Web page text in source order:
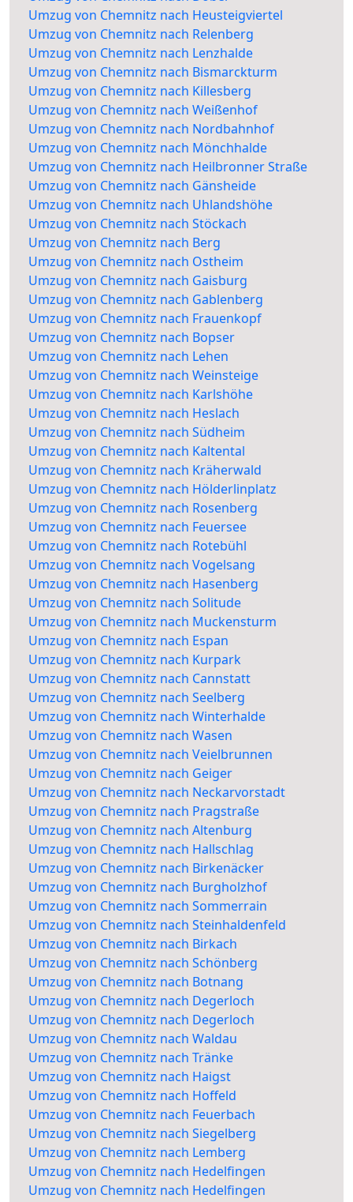
Umzug von Chemnitz nach Heusteigviertel
Umzug von Chemnitz nach Relenberg
Umzug von Chemnitz nach Lenzhalde
Umzug von Chemnitz nach Bismarckturm
Umzug von Chemnitz nach Killesberg
Umzug von Chemnitz nach Weißenhof
Umzug von Chemnitz nach Nordbahnhof
Umzug von Chemnitz nach Mönchhalde
Umzug von Chemnitz nach Heilbronner Straße
Umzug von Chemnitz nach Gänsheide
Umzug von Chemnitz nach Uhlandshöhe
Umzug von Chemnitz nach Stöckach
Umzug von Chemnitz nach Berg
Umzug von Chemnitz nach Ostheim
Umzug von Chemnitz nach Gaisburg
Umzug von Chemnitz nach Gablenberg
Umzug von Chemnitz nach Frauenkopf
Umzug von Chemnitz nach Bopser
Umzug von Chemnitz nach Lehen
Umzug von Chemnitz nach Weinsteige
Umzug von Chemnitz nach Karlshöhe
Umzug von Chemnitz nach Heslach
Umzug von Chemnitz nach Südheim
Umzug von Chemnitz nach Kaltental
Umzug von Chemnitz nach Kräherwald
Umzug von Chemnitz nach Hölderlinplatz
Umzug von Chemnitz nach Rosenberg
Umzug von Chemnitz nach Feuersee
Umzug von Chemnitz nach Rotebühl
Umzug von Chemnitz nach Vogelsang
Umzug von Chemnitz nach Hasenberg
Umzug von Chemnitz nach Solitude
Umzug von Chemnitz nach Muckensturm
Umzug von Chemnitz nach Espan
Umzug von Chemnitz nach Kurpark
Umzug von Chemnitz nach Cannstatt
Umzug von Chemnitz nach Seelberg
Umzug von Chemnitz nach Winterhalde
Umzug von Chemnitz nach Wasen
Umzug von Chemnitz nach Veielbrunnen
Umzug von Chemnitz nach Geiger
Umzug von Chemnitz nach Neckarvorstadt
Umzug von Chemnitz nach Pragstraße
Umzug von Chemnitz nach Altenburg
Umzug von Chemnitz nach Hallschlag
Umzug von Chemnitz nach Birkenäcker
Umzug von Chemnitz nach Burgholzhof
Umzug von Chemnitz nach Sommerrain
Umzug von Chemnitz nach Steinhaldenfeld
Umzug von Chemnitz nach Birkach
Umzug von Chemnitz nach Schönberg
Umzug von Chemnitz nach Botnang
Umzug von Chemnitz nach Degerloch
Umzug von Chemnitz nach Degerloch
Umzug von Chemnitz nach Waldau
Umzug von Chemnitz nach Tränke
Umzug von Chemnitz nach Haigst
Umzug von Chemnitz nach Hoffeld
Umzug von Chemnitz nach Feuerbach
Umzug von Chemnitz nach Siegelberg
Umzug von Chemnitz nach Lemberg
Umzug von Chemnitz nach Hedelfingen
Umzug von Chemnitz nach Hedelfingen